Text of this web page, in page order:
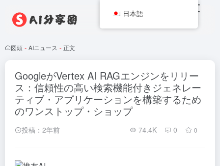
図頭 - AIニュース - 正文
GoogleがVertex AI RAGエンジンをリリー
ス：信頼性の高い検索機能付きジェネレー
ティブ・アプリケーションを構築するため
のワンストップ・ショップ
投稿：2年前 74.4K 0 0
日本語